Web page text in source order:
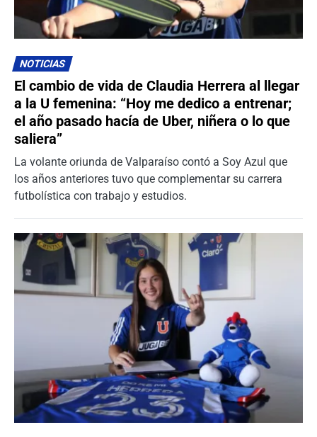
NOTICIAS
El cambio de vida de Claudia Herrera al llegar
a la U femenina: “Hoy me dedico a entrenar;
el año pasado hacía de Uber, niñera o lo que
saliera”
La volante oriunda de Valparaíso contó a Soy Azul que
los años anteriores tuvo que complementar su carrera
futbolística con trabajo y estudios.